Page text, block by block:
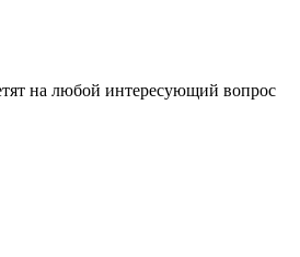
на любой интересующий вопрос